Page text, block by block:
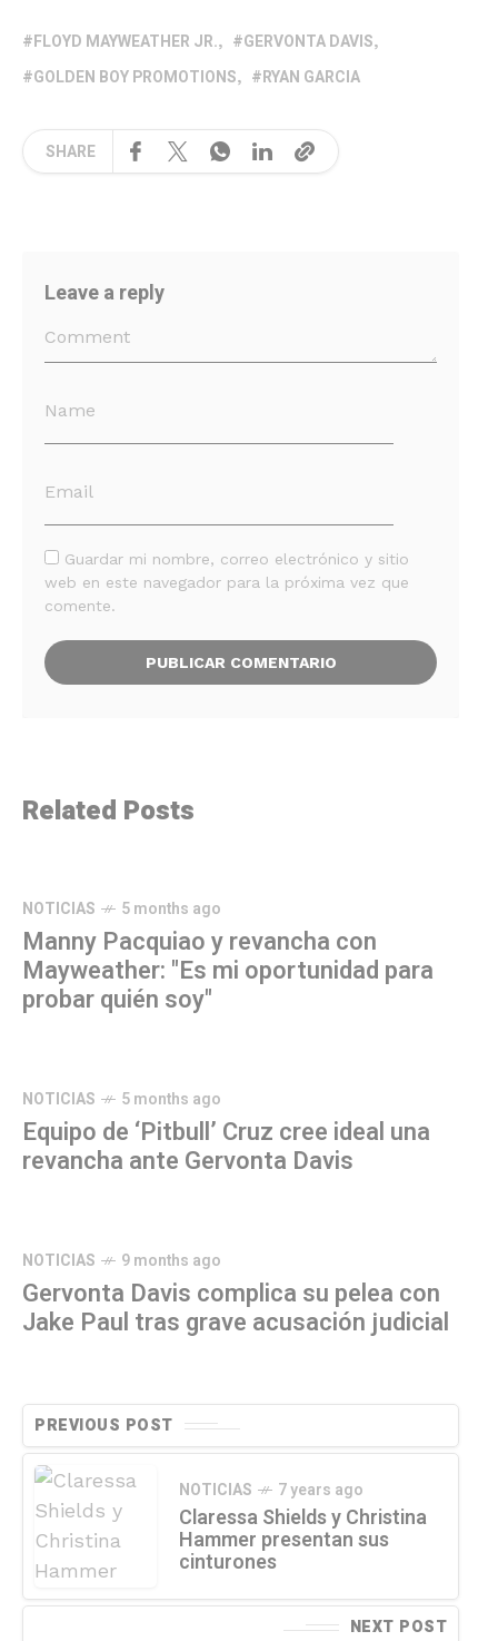
FLOYD MAYWEATHER JR.
GERVONTA DAVIS
GOLDEN BOY PROMOTIONS
RYAN GARCIA
SHARE
Leave a reply
Guardar mi nombre, correo electrónico y sitio
web en este navegador para la próxima vez que
comente.
Related Posts
NOTICIAS 5 months ago
Manny Pacquiao y revancha con
Mayweather: "Es mi oportunidad para
probar quién soy"
NOTICIAS 5 months ago
Equipo de ‘Pitbull’ Cruz cree ideal una
revancha ante Gervonta Davis
NOTICIAS 9 months ago
Gervonta Davis complica su pelea con
Jake Paul tras grave acusación judicial
PREVIOUS POST
NOTICIAS 7 years ago
Claressa Shields y Christina
Hammer presentan sus
cinturones
NEXT POST